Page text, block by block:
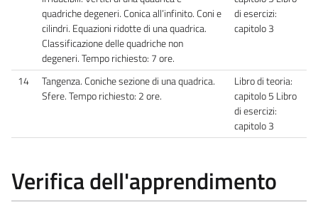
quadriche degeneri. Conica all’infinito. Coni e
cilindri. Equazioni ridotte di una quadrica.
Classificazione delle quadriche non
degeneri. Tempo richiesto: 7 ore.
di esercizi:
capitolo 3
14
Tangenza. Coniche sezione di una quadrica.
Sfere. Tempo richiesto: 2 ore.
Libro di teoria:
capitolo 5 Libro
di esercizi:
capitolo 3
Verifica dell'apprendimento